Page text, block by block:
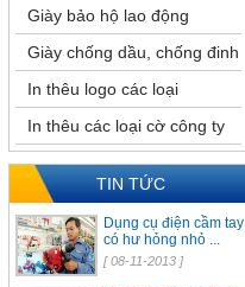
Giày bảo hộ lao động
Giày chống dầu, chống đinh
In thêu logo các loại
In thêu các loại cờ công ty
TIN TỨC
Dụng cụ điện cầm tay
có hư hỏng nhỏ ...
[ 08-11-2013 ]